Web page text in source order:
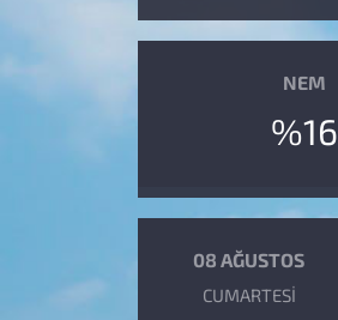
NEM
%16
08 AĞUSTOS
CUMARTESI